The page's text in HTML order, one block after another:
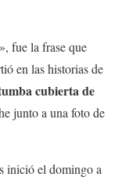
fue la frase que
en las historias de
cubierta de
junto a una foto de
inició el domingo a